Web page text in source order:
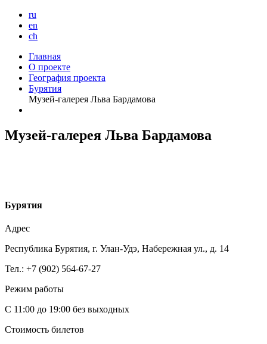
ru
en
ch
Главная
О проекте
География проекта
Бурятия
Музей-галерея Льва Бардамова
Музей-галерея Льва Бардамова
Бурятия
Адрес
Республика Бурятия, г. Улан-Удэ, Набережная ул., д. 14
Тел.: +7 (902) 564-67-27
Режим работы
С 11:00 до 19:00 без выходных
Стоимость билетов